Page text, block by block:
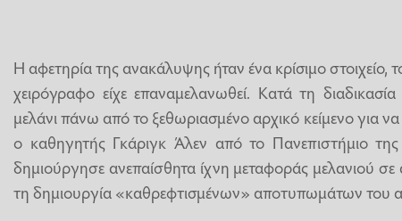
Η αφετηρία της ανακάλυψης ήταν ένα κρίσιμο στοιχείο,
χειρόγραφο είχε επαναμελανωθεί. Κατά τη
μελάνι πάνω από το ξεθωριασμένο αρχικό κείμενο για
ο καθηγητής Γκάριγκ Άλεν από το Πανεπιστήμιο
δημιούργησε ανεπαίσθητα ίχνη μεταφοράς μελανιού σε
τη δημιουργία «καθρεφτισμένων» αποτυπωμάτων του